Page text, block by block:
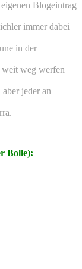
Blogeintrag
immer dabei
in der
weg werfen
jeder an
Bolle):